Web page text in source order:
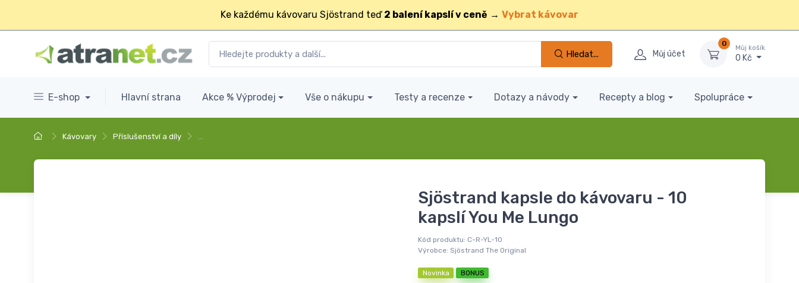
Ke každému kávovaru Sjöstrand teď 2 balení kapslí v ceně → Vybrat kávovar
Hledat... Můj účet
0
Můj košík
0 Kč
E-shop Hlavní strana Akce % Výprodej Vše o nákupu Testy a recenze Dotazy a návody Recepty a blog Spolupráce
Kávovary Příslušenství a díly
Sjöstrand kapsle do kávovaru - 10
kapslí You Me Lungo
Kód produktu: C-R-YL-10
Výrobce: Sjöstrand The Original
Novinka BONUS